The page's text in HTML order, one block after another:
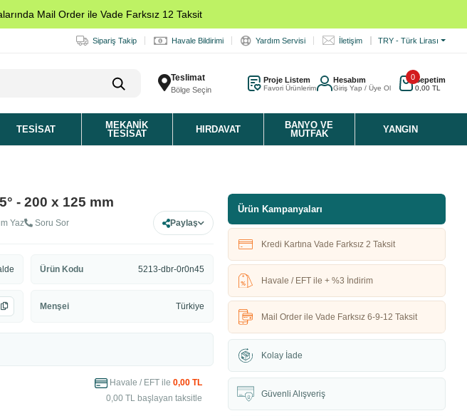
Mail Order ile Vade Farksız 12 Taksit
Sipariş Takip Havale Bildirimi Yardım Servisi İletişim TRY - Türk Lirası
Teslimat
Bölge Seçin
Proje Listem
Favori Ürünlerim
Hesabım
Giriş Yap / Üye Ol
0Sepetim
0,00 TL
TESISAT
MEKANIK
TESISAT
HIRDAVAT
BANYO VE
MUTFAK
YANGIN
- 200 x 125 mm
Yaz Soru Sor Paylaş
Ürün Kodu 5213-dbr-0r0n45
Menşei Türkiye
Havale / EFT ile 0,00 TL
0,00 TL başlayan taksitle
Ürün Kampanyaları
Kredi Kartına Vade Farksız 2 Taksit
Havale / EFT ile + %3 İndirim
Mail Order ile Vade Farksız 6-9-12 Taksit
Kolay İade
Güvenli Alışveriş